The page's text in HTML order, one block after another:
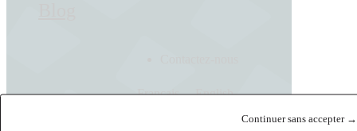
Continuer sans accepter →
Français English